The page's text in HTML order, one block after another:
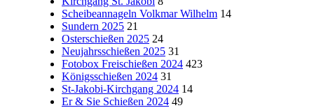
Scheibeannageln Volkmar Wilhelm 14
Sundern 2025 21
Osterschießen 2025 24
Neujahrsschießen 2025 31
Fotobox Freischießen 2024 423
Königsschießen 2024 31
St-Jakobi-Kirchgang 2024 14
Er & Sie Schießen 2024 49